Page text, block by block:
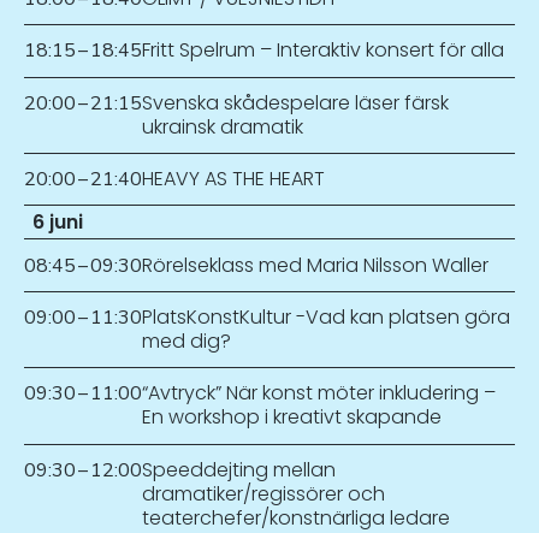
18:15–18:45Fritt Spelrum – Interaktiv konsert för alla
20:00–21:15Svenska skådespelare läser färsk
ukrainsk dramatik
20:00–21:40HEAVY AS THE HEART
6 juni
08:45–09:30Rörelseklass med Maria Nilsson Waller
09:00–11:30PlatsKonstKultur -Vad kan platsen göra
med dig?
09:30–11:00“Avtryck” När konst möter inkludering –
En workshop i kreativt skapande
09:30–12:00Speeddejting mellan
dramatiker/regissörer och
teaterchefer/konstnärliga ledare